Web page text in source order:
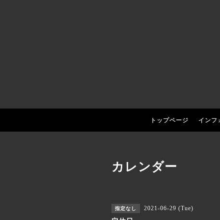
トップページ インフ
カレンダー
指定なし 2021-06-29 (Tue)